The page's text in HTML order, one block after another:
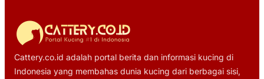
Cattery.co.id adalah portal berita dan informasi kucing di
Indonesia yang membahas dunia kucing dari berbagai sisi,